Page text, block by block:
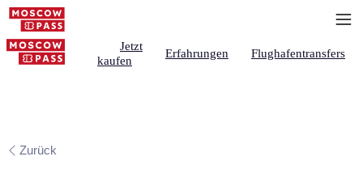
Jetzt
kaufen
Erfahrungen Flughafentransfers
Zurück